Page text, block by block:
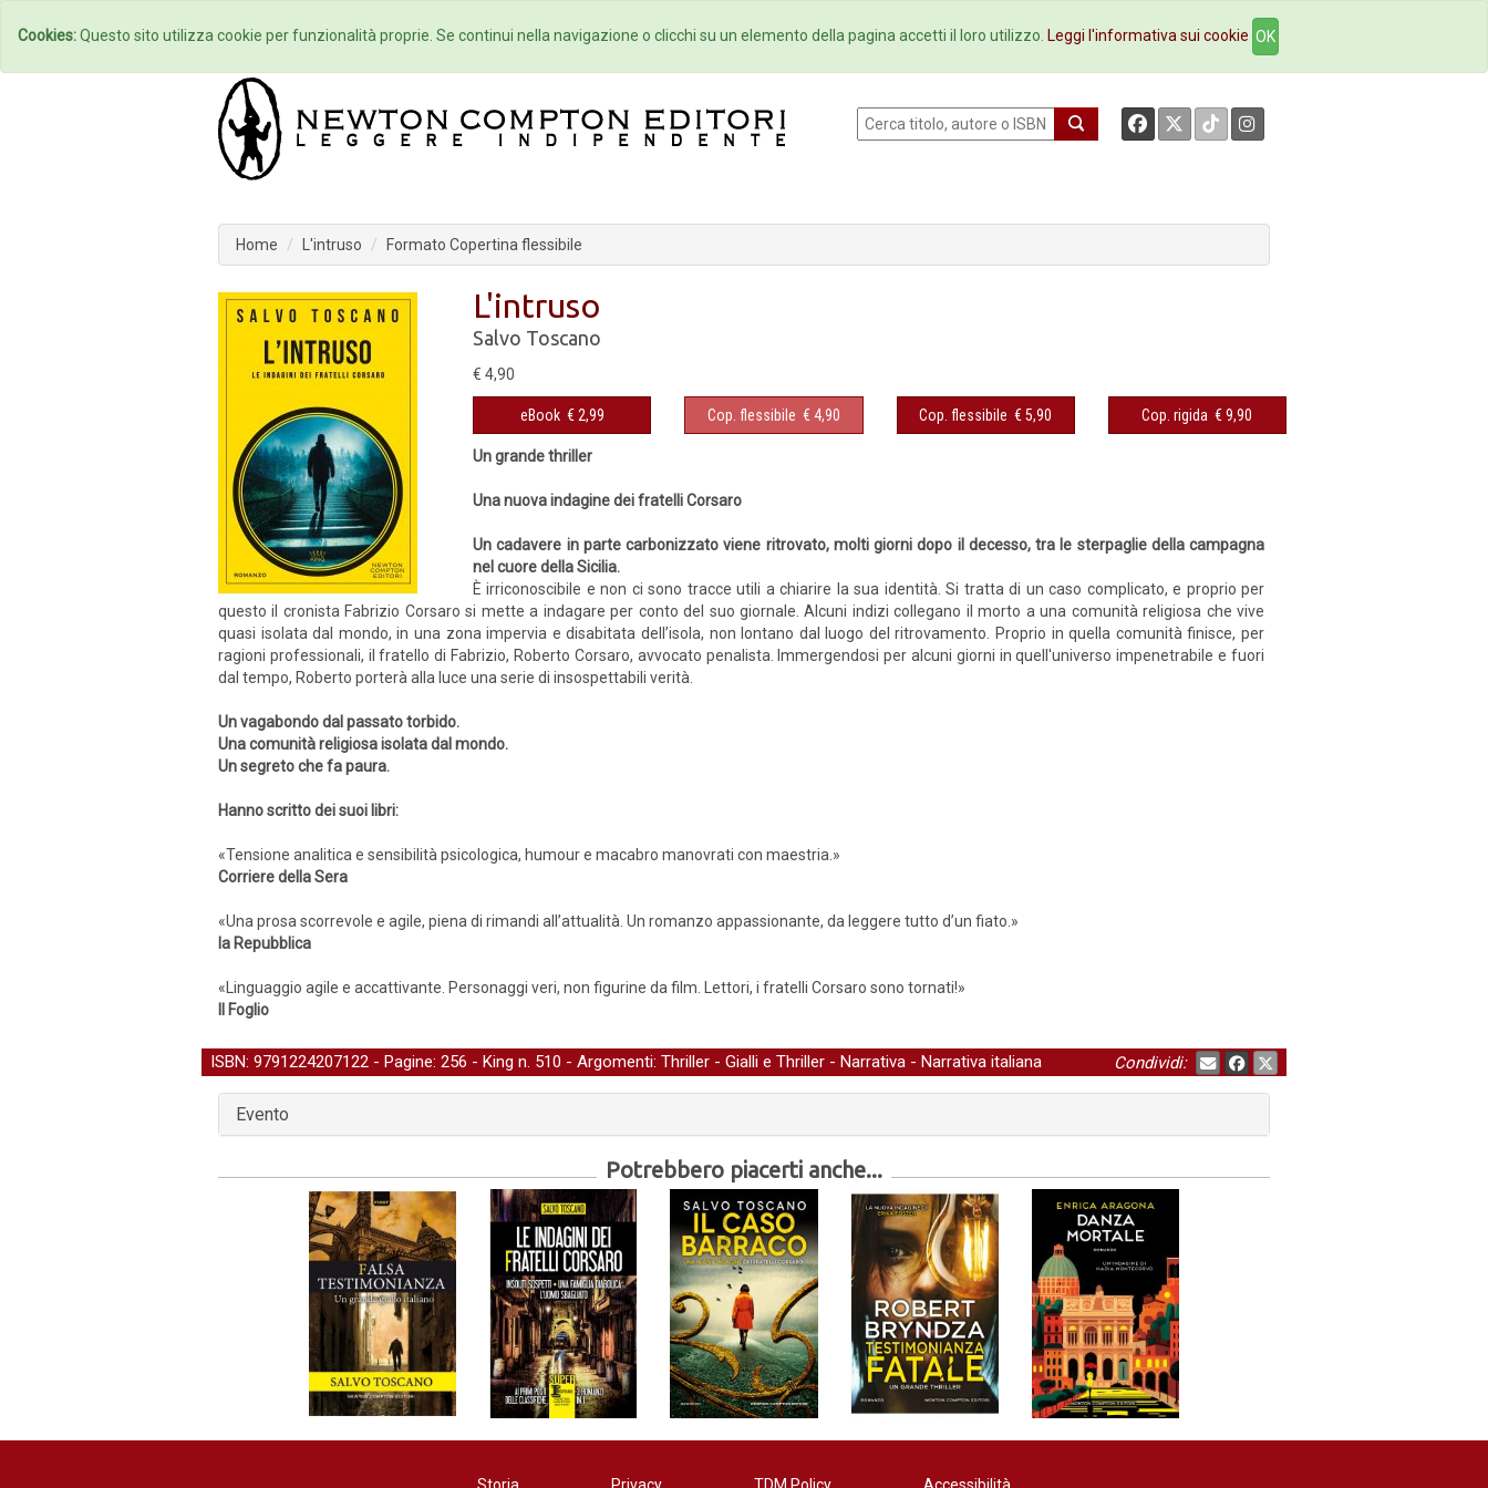
Home Autori Eventi Collane Newsletter Ebookstore Contatti
Home L'intruso Formato Copertina flessibile
L'intruso
Salvo Toscano
€ 4,90
eBook € 2,99 Cop. flessibile € 4,90 Cop. flessibile € 5,90 Cop. rigida € 9,90
Un grande thriller
Una nuova indagine dei fratelli Corsaro
Un cadavere in parte carbonizzato viene ritrovato, molti giorni dopo il decesso, tra le sterpaglie della campagna
nel cuore della Sicilia.
È irriconoscibile e non ci sono tracce utili a chiarire la sua identità. Si tratta di un caso complicato, e proprio per
questo il cronista Fabrizio Corsaro si mette a indagare per conto del suo giornale. Alcuni indizi collegano il morto a una comunità religiosa che vive
quasi isolata dal mondo, in una zona impervia e disabitata dell’isola, non lontano dal luogo del ritrovamento. Proprio in quella comunità finisce, per
ragioni professionali, il fratello di Fabrizio, Roberto Corsaro, avvocato penalista. Immergendosi per alcuni giorni in quell'universo impenetrabile e fuori
dal tempo, Roberto porterà alla luce una serie di insospettabili verità.
Un vagabondo dal passato torbido.
Una comunità religiosa isolata dal mondo.
Un segreto che fa paura.
Hanno scritto dei suoi libri:
«Tensione analitica e sensibilità psicologica, humour e macabro manovrati con maestria.»
Corriere della Sera
«Una prosa scorrevole e agile, piena di rimandi all’attualità. Un romanzo appassionante, da leggere tutto d’un fiato.»
la Repubblica
«Linguaggio agile e accattivante. Personaggi veri, non figurine da film. Lettori, i fratelli Corsaro sono tornati!»
Il Foglio
ISBN: 9791224207122 - Pagine: 256 - King n. 510 - Argomenti: Thriller - Gialli e Thriller - Narrativa - Narrativa italiana Condividi:
Evento
Potrebbero piacerti anche...
Cookies:Questo sito utilizza cookie per funzionalità proprie. Se continui nella navigazione o clicchi su un elemento della pagina accetti il loro utilizzo. Leggi l'informativa sui cookie OK